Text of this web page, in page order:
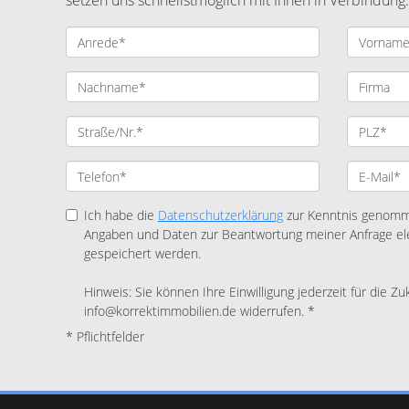
Ich habe die Datenschutzerklärung zur Kenntnis
Angaben und Daten zur Beantwortung meiner Anfrage
gespeichert werden.
Hinweis: Sie können Ihre Einwilligung jederzeit für die
info@korrektimmobilien.de widerrufen. *
* Pflichtfelder